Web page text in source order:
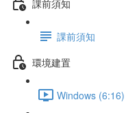
課前須知
課前須知
環境建置
Windows (6:16)